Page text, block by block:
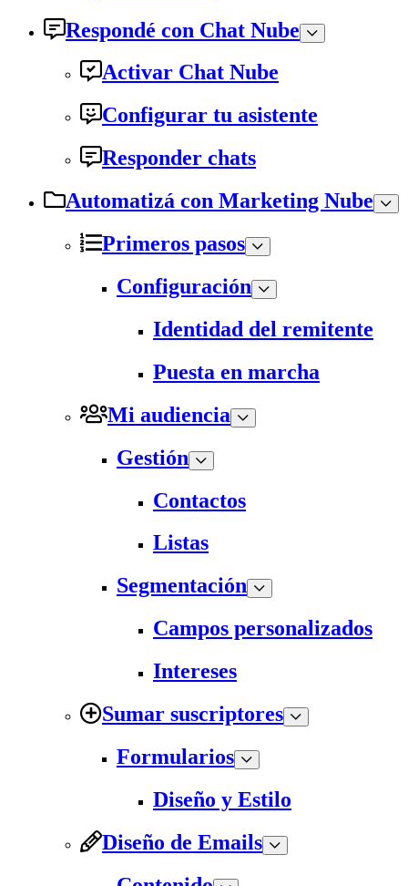
Respondé con Chat Nube
Activar Chat Nube
Configurar tu asistente
Responder chats
Automatizá con Marketing Nube
Primeros pasos
Configuración
Identidad del remitente
Puesta en marcha
Mi audiencia
Gestión
Contactos
Listas
Segmentación
Campos personalizados
Intereses
Sumar suscriptores
Formularios
Diseño y Estilo
Diseño de Emails